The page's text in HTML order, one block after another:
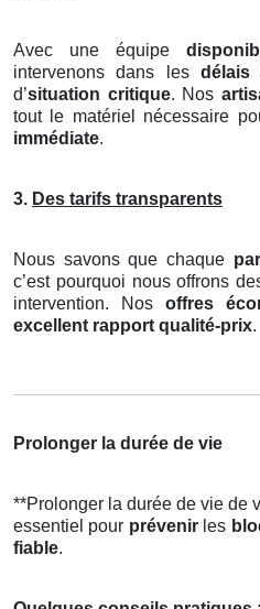
Avec une équipe
intervenons dans lesdélais
d’situation critique. Nos
tout le matériel nécessaire
immédiate.
3. Des tarifs transparents
Nous savons que chaque
c’est pourquoi nous offrons
intervention. Nos offres
excellent rapport qualité-prix.
Prolonger la durée de vie
**Prolonger la durée de vie de
essentiel pour prévenirles
fiable.